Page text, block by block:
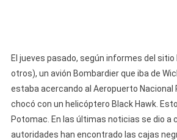
Unidos
El jueves pasado, según informes del
otros), un avión Bombardier que iba de
estaba acercando al Aeropuerto Nacional
chocó con un helicóptero Black Hawk.
Potomac. En las últimas noticias se dio a
autoridades han encontrado las cajas